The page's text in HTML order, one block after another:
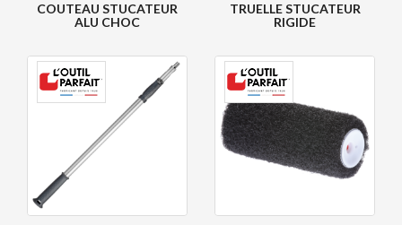
COUTEAU STUCATEUR
ALU CHOC
TRUELLE STUCATEUR
RIGIDE